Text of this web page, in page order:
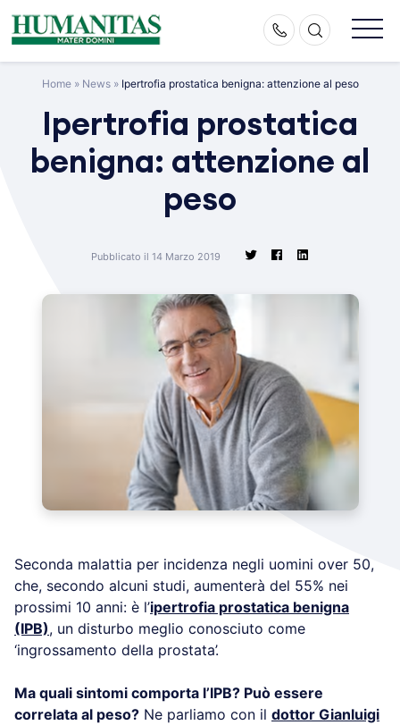
Skip
to
Home» News» Ipertrofia prostatica benigna: attenzione al peso
Ipertrofia prostatica
benigna: attenzione al
peso
Pubblicato il 14 Marzo 2019
Seconda malattia per incidenza negli uomini over 50,
che, secondo alcuni studi, aumenterà del 55% nei
prossimi 10 anni: è l’ipertrofia prostatica benigna
(IPB), un disturbo meglio conosciuto come
‘ingrossamento della prostata’.
Ma quali sintomi comporta l’IPB? Può essere
correlata al peso? Ne parliamo con il dottor Gianluigi